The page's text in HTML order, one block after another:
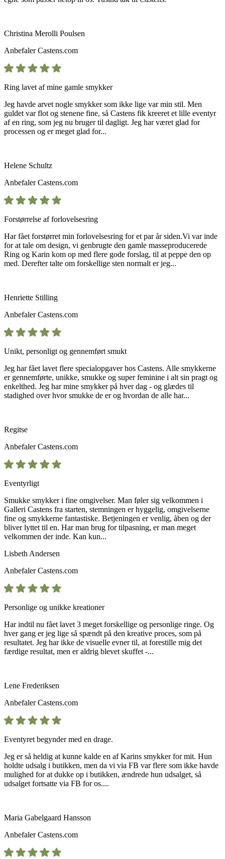
Christina Merolli Poulsen
AnbefalerCastens.com
Ring lavet af mine gamle smykker
Jeg havde arvet nogle smykker som ikke lige var min stil. Men
guldet var flot og stenene fine, så Castens fik kreeret et lille eventyr
af en ring, som jeg nu bruger til dagligt. Jeg har været glad for
processen og er meget glad for...
Helene Schultz
AnbefalerCastens.com
Forstørrelse af forlovelsesring
Har fået forstørret min forlovelsesring for et par år siden.Vi var inde
for at tale om design, vi genbrugte den gamle masseproducerede
Ring og Karin kom op med flere gode forslag, til at peppe den op
med. Derefter talte om forskellige sten normalt er jeg...
Henriette Stilling
AnbefalerCastens.com
Unikt, personligt og gennemført smukt
Jeg har fået lavet flere specialopgaver hos Castens. Alle smykkerne
er gennemførte, unikke, smukke og super feminine i alt sin pragt og
enkelthed. Jeg har mine smykker på hver dag - og glædes til
stadighed over hvor smukke de er og hvordan de alle har...
Regitse
AnbefalerCastens.com
Eventyrligt
Smukke smykker i fine omgivelser. Man føler sig velkommen i
Galleri Castens fra starten, stemningen er hyggelig, omgivelserne
fine og smykkerne fantastiske. Betjeningen er venlig, åben og der
bliver lyttet til en. Har man brug for tilpasning, er man meget
velkommen der inde. Kan kun...
Lisbeth Andersen
AnbefalerCastens.com
Personlige og unikke kreationer
Har indtil nu fået lavet 3 meget forskellige og personlige ringe. Og
hver gang er jeg lige så spændt på den kreative proces, som på
resultatet. Jeg har ikke de visuelle evner til, at forestille mig det
færdige resultat, men er aldrig blevet skuffet -...
Lene Frederiksen
AnbefalerCastens.com
Eventyret begynder med en drage.
Jeg er så heldig at kunne kalde en af Karins smykker for mit. Hun
holdte udsalg i butikken, men da vi via FB var flere som ikke havde
mulighed for at dukke op i butikken, ændrede hun udsalget, så
udsalget fortsatte via FB for os....
Maria Gabelgaard Hansson
AnbefalerCastens.com